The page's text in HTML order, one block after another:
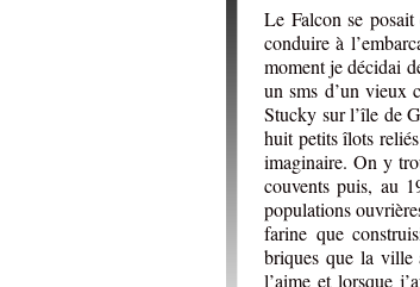
Le Falcon se
conduire à
moment je décidai
un sms d’un vieux
Stucky sur l’île de
huit petits îlots
imaginaire. On y
couvents puis, au
populations
farine que
briques que la ville
l’aime et lorsque